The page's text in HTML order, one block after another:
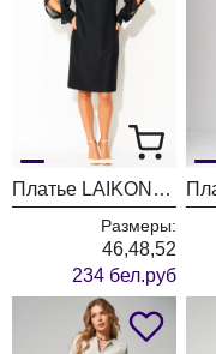
Платье LAIKONY L-883 черный
Размеры:
46,48,52
234 бел.руб